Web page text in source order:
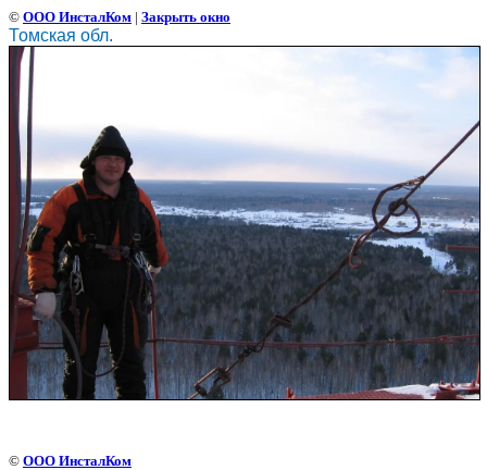
© ООО ИнсталКом | Закрыть окно
Томская обл.
© ООО ИнсталКом